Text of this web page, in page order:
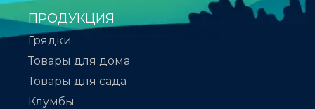
ПРОДУКЦИЯ
Грядки
Товары для дома
Товары для сада
Клумбы